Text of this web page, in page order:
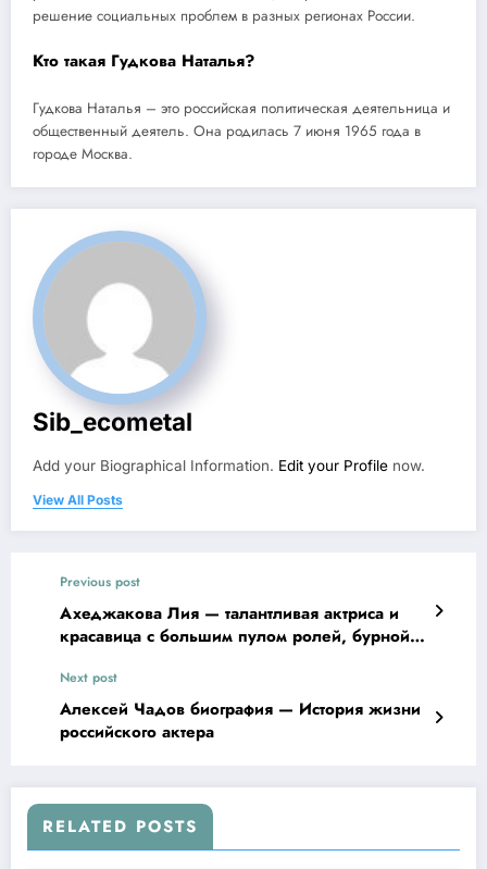
решение социальных проблем в разных регионах России.
Кто такая Гудкова Наталья?
Гудкова Наталья – это российская политическая деятельница и
общественный деятель. Она родилась 7 июня 1965 года в
городе Москва.
Sib_ecometal
Add your Biographical Information. Edit your Profile now.
View All Posts
Previous post
Ахеджакова Лия — талантливая актриса и
красавица с большим пулом ролей, бурной
жизнью
Next post
Алексей Чадов биография — История жизни
российского актера
RELATED POSTS